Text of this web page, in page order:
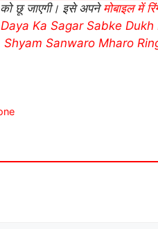
छू जाएगी। इसे अपनेमोबाइल में
Ka Sagar Sabke
Shyam Sanwaro Mharo